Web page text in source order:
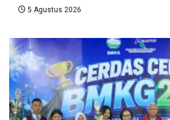
5 Agustus 2026